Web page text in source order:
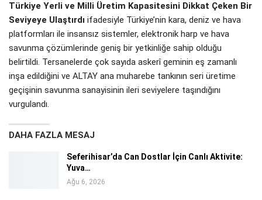
Türkiye Yerli ve Milli Üretim Kapasitesini Dikkat Çeken Bir
Seviyeye Ulaştırdı ifadesiyle Türkiye’nin kara, deniz ve hava
platformları ile insansız sistemler, elektronik harp ve hava
savunma çözümlerinde geniş bir yetkinliğe sahip olduğu
belirtildi. Tersanelerde çok sayıda askerî geminin eş zamanlı
inşa edildiğini ve ALTAY ana muharebe tankının seri üretime
geçişinin savunma sanayisinin ileri seviyelere taşındığını
vurgulandı.
DAHA FAZLA MESAJ
Seferihisar’da Can Dostlar İçin Canlı Aktivite:
Yuva…
Ağu 6, 2026